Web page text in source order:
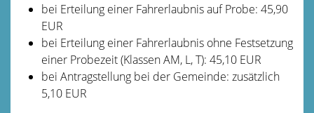
bei Erteilung einer Fahrerlaubnis auf Probe: 45,90
EUR
bei Erteilung einer Fahrerlaubnis ohne Festsetzung
einer Probezeit (Klassen AM, L, T): 45,10 EUR
bei Antragstellung bei der Gemeinde: zusätzlich
5,10 EUR